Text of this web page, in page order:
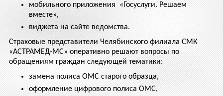
мобильного приложения «Госуслуги. Решаем
вместе»,
виджета на сайте ведомства.
Страховые представители Челябинского филиала СМК
«АСТРАМЕД-МС» оперативно решают вопросы по
обращениям граждан следующей тематики:
замена полиса ОМС старого образца,
оформление цифрового полиса ОМС,